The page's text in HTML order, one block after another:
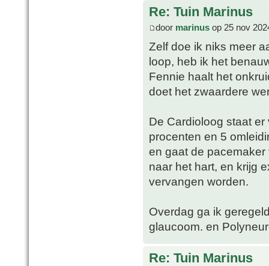
Re: Tuin Marinus
door marinus op 25 nov
Zelf doe ik niks meer
loop, heb ik het
Fennie haalt het
doet het zwaardere
De Cardioloog staat
procenten en 5
en gaat de
naar het hart, en krijg
vervangen worden.
Overdag ga ik
glaucoom. en
Re: Tuin Marinus